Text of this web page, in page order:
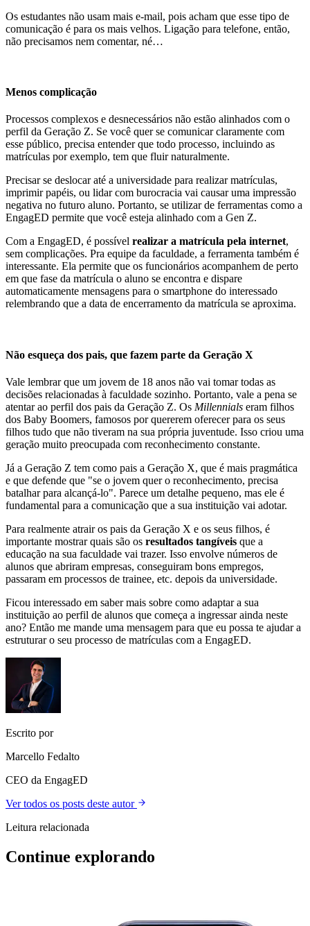
Os estudantes não usam mais e-mail, pois acham que esse tipo de
comunicação é para os mais velhos. Ligação para telefone, então,
não precisamos nem comentar, né…
Menos complicação
Processos complexos e desnecessários não estão alinhados com o
perfil da Geração Z. Se você quer se comunicar claramente com
esse público, precisa entender que todo processo, incluindo as
matrículas por exemplo, tem que fluir naturalmente.
Precisar se deslocar até a universidade para realizar matrículas,
imprimir papéis, ou lidar com burocracia vai causar uma impressão
negativa no futuro aluno. Portanto, se utilizar de ferramentas como a
EngagED permite que você esteja alinhado com a Gen Z.
Com a EngagED, é possível realizar a matrícula pela internet,
sem complicações. Pra equipe da faculdade, a ferramenta também é
interessante. Ela permite que os funcionários acompanhem de perto
em que fase da matrícula o aluno se encontra e dispare
automaticamente mensagens para o smartphone do interessado
relembrando que a data de encerramento da matrícula se aproxima.
Não esqueça dos pais, que fazem parte da Geração X
Vale lembrar que um jovem de 18 anos não vai tomar todas as
decisões relacionadas à faculdade sozinho. Portanto, vale a pena se
atentar ao perfil dos pais da Geração Z. Os Millennials eram filhos
dos Baby Boomers, famosos por quererem oferecer para os seus
filhos tudo que não tiveram na sua própria juventude. Isso criou uma
geração muito preocupada com reconhecimento constante.
Já a Geração Z tem como pais a Geração X, que é mais pragmática
e que defende que "se o jovem quer o reconhecimento, precisa
batalhar para alcançá-lo". Parece um detalhe pequeno, mas ele é
fundamental para a comunicação que a sua instituição vai adotar.
Para realmente atrair os pais da Geração X e os seus filhos, é
importante mostrar quais são os resultados tangíveis que a
educação na sua faculdade vai trazer. Isso envolve números de
alunos que abriram empresas, conseguiram bons empregos,
passaram em processos de trainee, etc. depois da universidade.
Ficou interessado em saber mais sobre como adaptar a sua
instituição ao perfil de alunos que começa a ingressar ainda neste
ano? Então me mande uma mensagem para que eu possa te ajudar a
estruturar o seu processo de matrículas com a EngagED.
Escrito por
Marcello Fedalto
CEO da EngagED
Ver todos os posts deste autor
Leitura relacionada
Continue explorando